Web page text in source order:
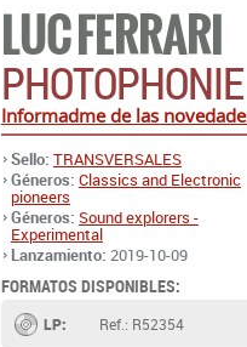
LUC FERRARI
PHOTOPHONIE
Informadme de las
Sello: TRANSVERSALES
Géneros: Classics and Electronic
pioneers
Géneros: Sound explorers -
Experimental
Lanzamiento: 2019-10-09
FORMATOS DISPONIBLES:
LP: Ref.: R52354